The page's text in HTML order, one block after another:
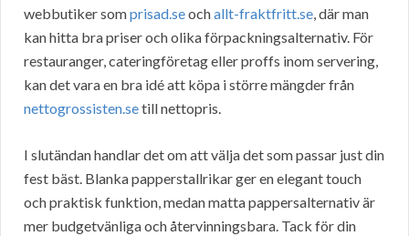
webbutiker somprisad.seochallt-fraktfritt.se, där man
kan hitta bra priser och olika förpackningsalternativ. För
restauranger, cateringföretag eller proffs inom servering,
kan det vara en bra idé att köpa i större mängder från
nettogrossisten.setill nettopris.
I slutändan handlar det om att välja det som passar just din
fest bäst. Blanka papperstallrikar ger en elegant touch
och praktisk funktion, medan matta pappersalternativ är
mer budgetvänliga och återvinningsbara. Tack för din